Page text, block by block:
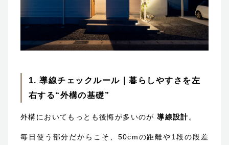
1. 導線チェックルール｜暮らしやすさを左
右する“外構の基礎”
外構においてもっとも後悔が多いのが導線設計。
毎日使う部分だからこそ、50cmの距離や1段の段差